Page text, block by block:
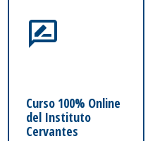
Curso 100% Online
del Instituto
Cervantes